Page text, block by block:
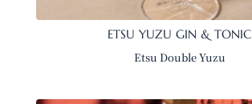
ETSU YUZU GIN & TONIC
Etsu Double Yuzu